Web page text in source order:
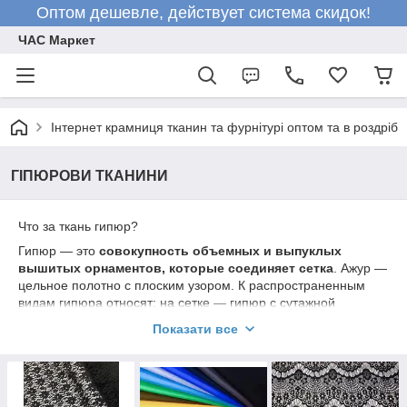
Оптом дешевле, действует система скидок!
ЧАС Маркет
Інтернет крамниця тканин та фурнітурі оптом та в роздріб
ГІПЮРОВИ ТКАНИНИ
Что за ткань гипюр?
Гипюр — это совокупность объемных и выпуклых
вышитых орнаментов, которые соединяет сетка . Ажур —
цельное полотно с плоским узором. К распространенным
видам гипюра относят: на сетке — гипюр с сутажной
Гипюромчаще называют кружевное полотно, состоящее из
сетки с повторяющимися узорными вставками. Шитьем
принято называть ажурную ткань на хлопчатобумажной
Показати все